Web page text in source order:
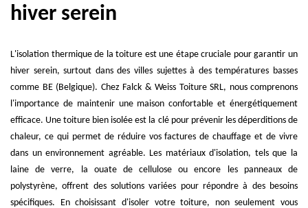
hiver serein
L'isolation thermique de la toiture est une étape cruciale pour garantir un
hiver serein, surtout dans des villes sujettes à des températures basses
comme BE (Belgique). Chez Falck & Weiss Toiture SRL, nous comprenons
l'importance de maintenir une maison confortable et énergétiquement
efficace. Une toiture bien isolée est la clé pour prévenir les déperditions de
chaleur, ce qui permet de réduire vos factures de chauffage et de vivre
dans un environnement agréable. Les matériaux d'isolation, tels que la
laine de verre, la ouate de cellulose ou encore les panneaux de
polystyrène, offrent des solutions variées pour répondre à des besoins
spécifiques. En choisissant d'isoler votre toiture, non seulement vous